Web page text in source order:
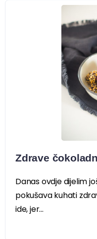
Zdrave
Danas ovdje dijelim
pokušava kuhati
ide, jer...